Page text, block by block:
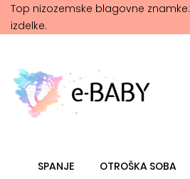
Top nizozemske blagovne znamke:
izdelke.
SPANJE OTROŠKA SOBA